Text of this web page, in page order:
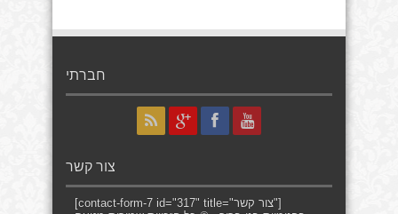
חברתי
צור קשר
[contact-form-7 id="317" title="צור קשר"]